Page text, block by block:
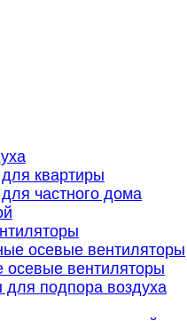
квартиры
частного дома
осевые вентиляторы
осевые вентиляторы
для подпора воздуха